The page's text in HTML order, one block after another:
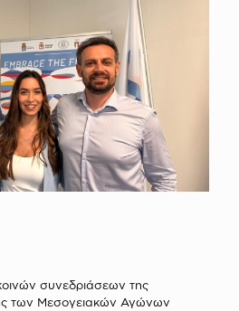
συνεδριάσεων της
των Μεσογειακών Αγώνων